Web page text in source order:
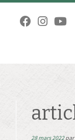
28 mars 2022 par